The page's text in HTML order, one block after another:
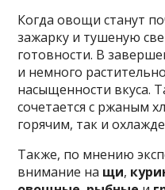
Когда овощи станут
зажарку и тушеную
готовности. В
и немного
насыщенности вкуса.
сочетается с ржаным
горячим, так и
Также, по мнению
внимание на щи,